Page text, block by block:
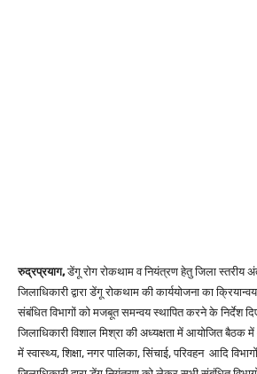
रुद्रप्रयाग,डेंगू रोग रोकथाम व नियंत्रण हेतु जिला स्तरीय
जिलाधिकारी द्वारा डेंगू रोकथाम की कार्ययोजना का
संबंधित विभागों को मजबूत समन्वय स्थापित करने के निर्देश
जिलाधिकारी विशाल मिश्रा की अध्यक्षता में आयोजित बैठक
में स्वास्थ्य, शिक्षा, नगर पालिका, सिंचाई, परिवहन आदि विभागों